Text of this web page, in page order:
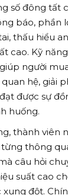
số đông tất
báo, phần
thấu hiểu
cao. Kỹ
người
hệ, giải
được sự
huống.
thành viên
thông
câu hỏi
suất cao
xung đột.